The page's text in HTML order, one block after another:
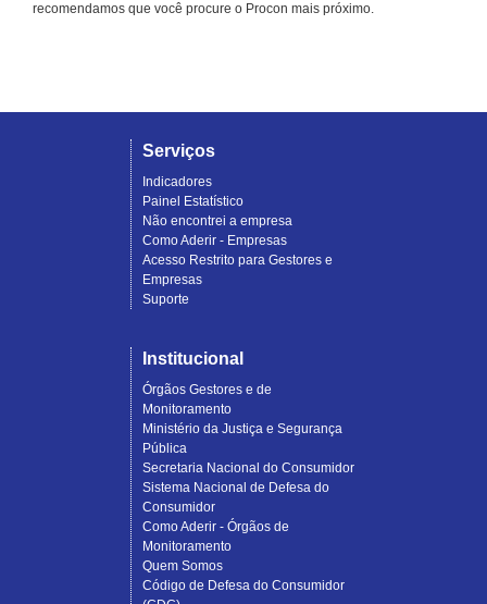
recomendamos que você procure o Procon mais próximo.
Serviços
Indicadores
Painel Estatístico
Não encontrei a empresa
Como Aderir - Empresas
Acesso Restrito para Gestores e
Empresas
Suporte
Institucional
Órgãos Gestores e de
Monitoramento
Ministério da Justiça e Segurança
Pública
Secretaria Nacional do Consumidor
Sistema Nacional de Defesa do
Consumidor
Como Aderir - Órgãos de
Monitoramento
Quem Somos
Código de Defesa do Consumidor